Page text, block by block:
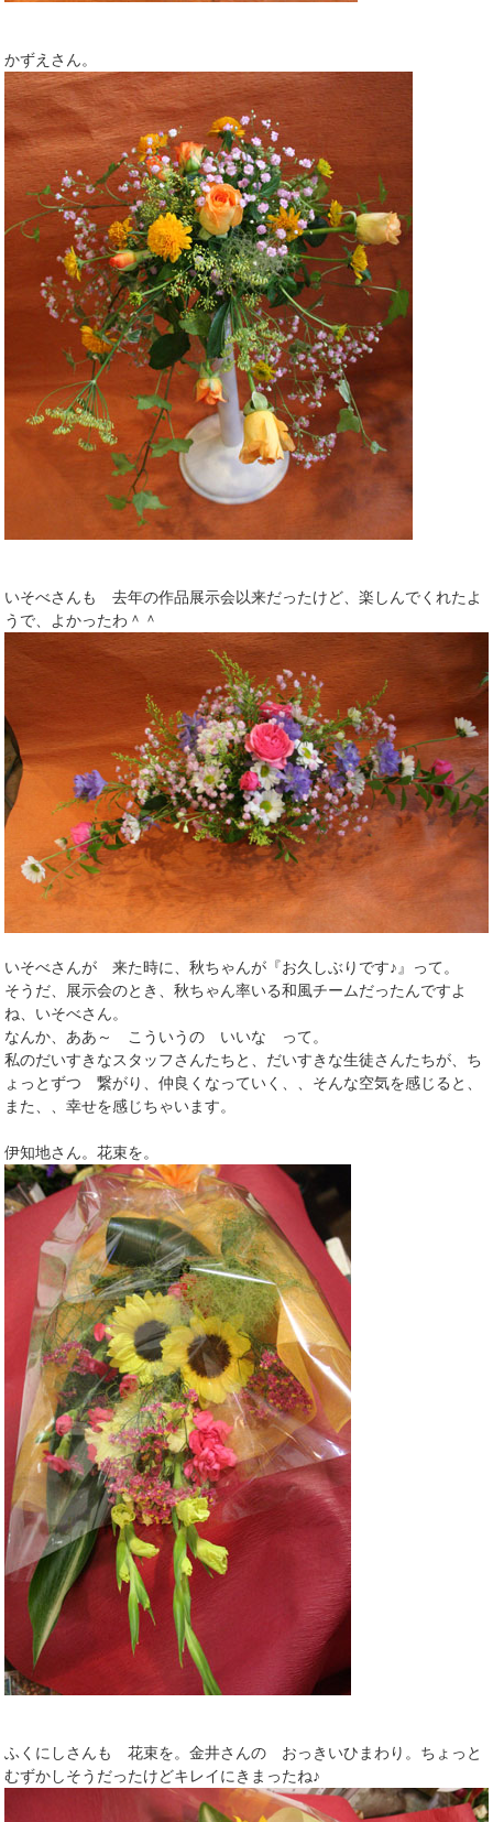
かずえさん。
いそべさんも 去年の作品展示会以来だったけど、楽しんでくれたよ
うで、よかったわ＾＾
いそべさんが 来た時に、秋ちゃんが『お久しぶりです♪』って。
そうだ、展示会のとき、秋ちゃん率いる和風チームだったんですよ
ね、いそべさん。
なんか、ああ～ こういうの いいな って。
私のだいすきなスタッフさんたちと、だいすきな生徒さんたちが、ち
ょっとずつ 繋がり、仲良くなっていく、、そんな空気を感じると、
また、、幸せを感じちゃいます。
伊知地さん。花束を。
ふくにしさんも 花束を。金井さんの おっきいひまわり。ちょっと
むずかしそうだったけどキレイにきまったね♪